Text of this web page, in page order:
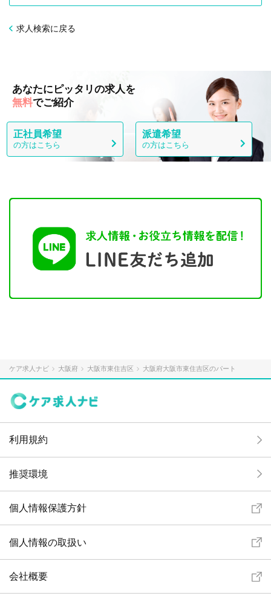
求人検索に戻る
あなたにピッタリの求人を
無料でご紹介
正社員希望
の方はこちら
派遣希望
の方はこちら
ケア求人ナビ 大阪府 大阪市東住吉区 大阪府大阪市東住吉区のパート
利用規約
推奨環境
個人情報保護方針
個人情報の取扱い
会社概要